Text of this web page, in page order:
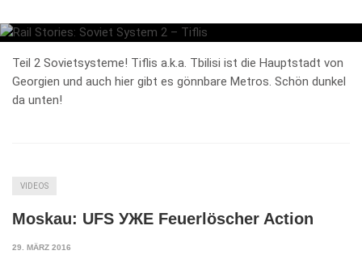
Teil 2 Sovietsysteme! Tiflis a.k.a. Tbilisi ist die Hauptstadt von
Georgien und auch hier gibt es gönnbare Metros. Schön dunkel
da unten!
VIDEOS
Moskau: UFS УЖЕ Feuerlöscher Action
29. MÄRZ 2016